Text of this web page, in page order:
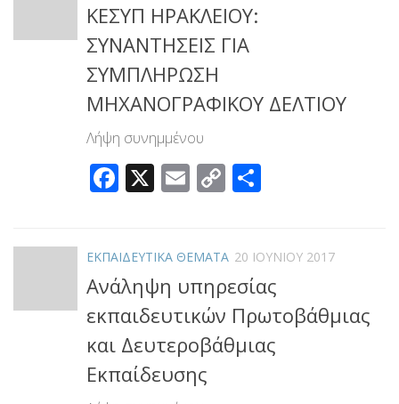
ΚΕΣΥΠ ΗΡΑΚΛΕΙΟΥ:
ΣΥΝΑΝΤΗΣΕΙΣ ΓΙΑ
ΣΥΜΠΛΗΡΩΣΗ
ΜΗΧΑΝΟΓΡΑΦΙΚΟΥ ΔΕΛΤΙΟΥ
Λήψη συνημμένου
Facebook
X Email
Copy
ΕΚΠΑΙΔΕΥΤΙΚΑ ΘΕΜΑΤΑ 20 ΙΟΥΝΊΟΥ 2017
Ανάληψη υπηρεσίας
εκπαιδευτικών Πρωτοβάθμιας
και Δευτεροβάθμιας
Εκπαίδευσης